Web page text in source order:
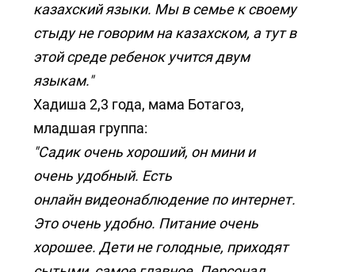
казахский языки. Мы в семье к своему
стыду не говорим на казахском, а тут в
этой среде ребенок учится двум
языкам."
Хадиша 2,3 года, мама Ботагоз,
младшая группа:
"Садик очень хороший, он мини и
очень удобный. Есть
онлайн видеонаблюдение по интернет.
Это очень удобно. Питание очень
хорошее. Дети не голодные, приходят